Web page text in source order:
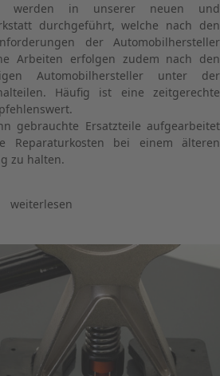
werden in unserer neuen und
durchgeführt, welche nach den
der Automobilhersteller
Arbeiten erfolgen zudem nach den
Automobilhersteller unter der
Häufig ist eine zeitgerechte
gebrauchte Ersatzteile aufgearbeitet
Reparaturkosten bei einem älteren
zu halten.
weiterlesen